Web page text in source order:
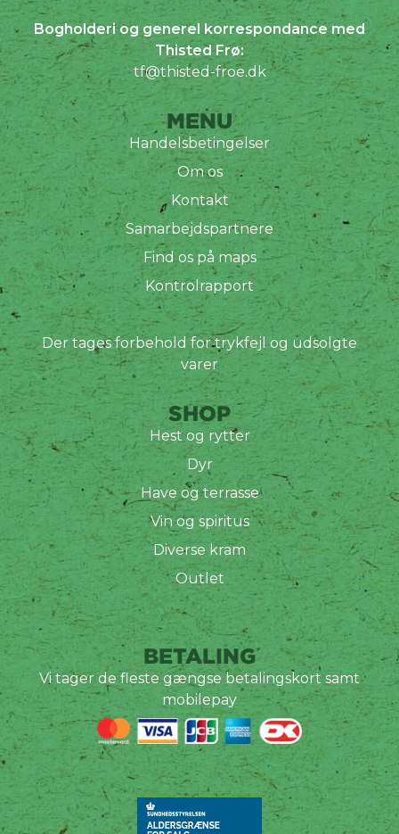
Bogholderi og generel korrespondance med
Thisted Frø:
tf@thisted-froe.dk
MENU
Handelsbetingelser
Om os
Kontakt
Samarbejdspartnere
Find os på maps
Kontrolrapport
Der tages forbehold for trykfejl og udsolgte
varer
SHOP
Hest og rytter
Dyr
Have og terrasse
Vin og spiritus
Diverse kram
Outlet
BETALING
Vi tager de fleste gængse betalingskort samt
mobilepay